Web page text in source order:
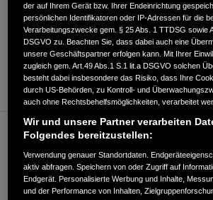
ANFAHRTSBESCHREIBUNG ANFORDERN
WEBSITE
Verkauf / Kundendienst
06261-9239-0
der auf Ihrem Gerät bzw. Ihrer Endeinrichtung
persönlichen Identifikatoren oder IP-Adressen für die
Verarbeitungszwecke gem. § 25 Abs. 1 TTDSG sowie
DSGVO zu. Beachten Sie, dass dabei auch eine
unsere Geschäftspartner erfolgen kann. Mit Ihrer
zugleich gem. Art.49 Abs.1 S.1 lit.a DSGVO solchen
besteht dabei insbesondere das Risiko, dass Ihre
durch US-Behörden, zu Kontroll- und
auch ohne Rechtsbehelfsmöglichkeiten, verarbeitet
Wir und unsere Partner verarbeiten
Folgendes bereitzustellen:
Verwendung genauer Standortdaten.
aktiv abfragen. Speichern von oder Zugriff auf
Endgerät. Personalisierte Werbung und Inhalte,
und der Performance von Inhalten,